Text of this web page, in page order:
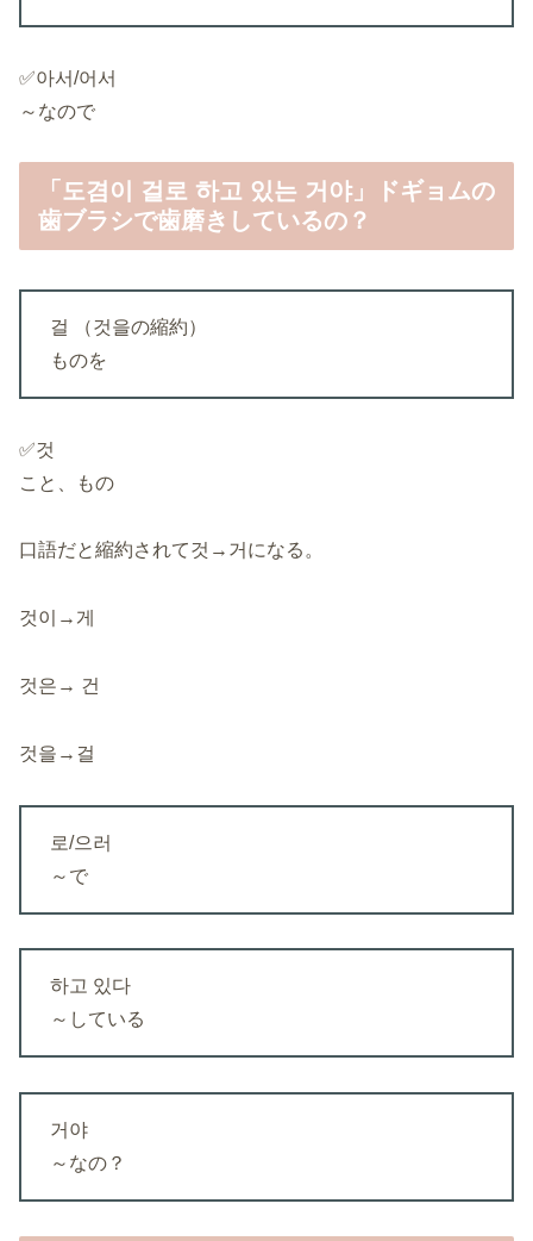
✅아서/어서
～なので
「도겸이 걸로 하고 있는 거야」ドギョムの
歯ブラシで歯磨きしているの？
걸 （것을の縮約）
ものを
✅것
こと、もの
口語だと縮約されて것→거になる。
것이→게
것은→ 건
것을→걸
로/으러
～で
하고 있다
～している
거야
～なの？